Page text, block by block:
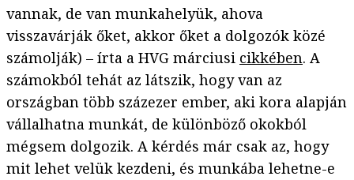
vannak, de van munkahelyük, ahova
visszavárják őket, akkor őket a dolgozók közé
számolják) – írta a HVG márciusi cikkében. A
számokból tehát az látszik, hogy van az
országban több százezer ember, aki kora alapján
vállalhatna munkát, de különböző okokból
mégsem dolgozik. A kérdés már csak az, hogy
mit lehet velük kezdeni, és munkába lehetne-e